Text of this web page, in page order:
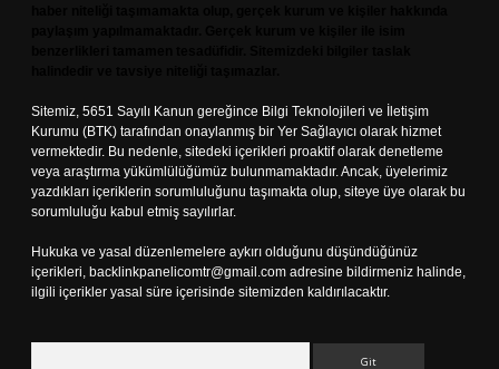
Sitemiz, 5651 Sayılı Kanun gereğince Bilgi Teknolojileri ve İletişim
Kurumu (BTK) tarafından onaylanmış bir Yer Sağlayıcı olarak hizmet
vermektedir. Bu nedenle, sitedeki içerikleri proaktif olarak denetleme
veya araştırma yükümlülüğümüz bulunmamaktadır. Ancak, üyelerimiz
yazdıkları içeriklerin sorumluluğunu taşımakta olup, siteye üye olarak bu
sorumluluğu kabul etmiş sayılırlar.
Hukuka ve yasal düzenlemelere aykırı olduğunu düşündüğünüz
içerikleri, backlinkpanelicomtr@gmail.com adresine bildirmeniz halinde,
ilgili içerikler yasal süre içerisinde sitemizden kaldırılacaktır.